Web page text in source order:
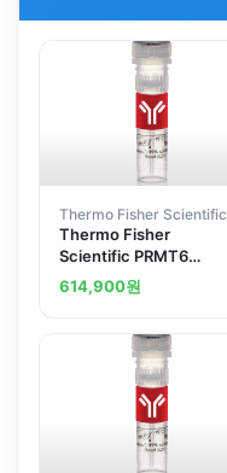
Thermo Fisher Scientific
Thermo Fisher
Scientific PRMT6
Polyclonal Antibody
614,900원